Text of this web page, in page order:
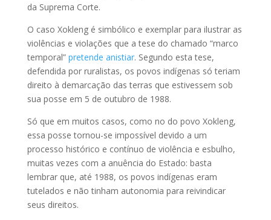
da Suprema Corte.
O caso Xokleng é simbólico e exemplar para ilustrar as
violências e violações que a tese do chamado “marco
temporal” pretende anistiar. Segundo esta tese,
defendida por ruralistas, os povos indígenas só teriam
direito à demarcação das terras que estivessem sob
sua posse em 5 de outubro de 1988.
Só que em muitos casos, como no do povo Xokleng,
essa posse tornou-se impossível devido a um
processo histórico e contínuo de violência e esbulho,
muitas vezes com a anuência do Estado: basta
lembrar que, até 1988, os povos indígenas eram
tutelados e não tinham autonomia para reivindicar
seus direitos.